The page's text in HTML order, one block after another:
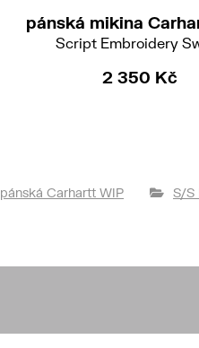
pánská mikina
Script Embroidery
2 350 Kč
pánská Carhartt WIP S/S